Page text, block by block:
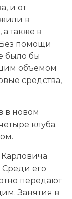
и от
в
также в
помощи
было бы
объемом
средства,
в новом
клуба.
Среди его
передают
Занятия в